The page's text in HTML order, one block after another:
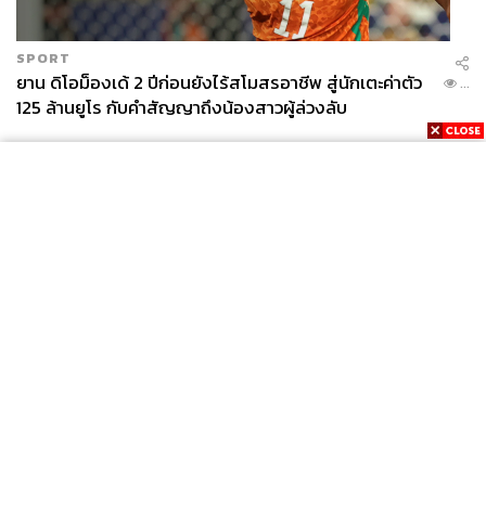
SPORT
ยาน ดิโอม็องเด้ 2 ปีก่อนยังไร้สโมสรอาชีพ สู่นักเตะค่าตัว
125 ล้านยูโร กับคำสัญญาถึงน้องสาวผู้ล่วงลับ
...